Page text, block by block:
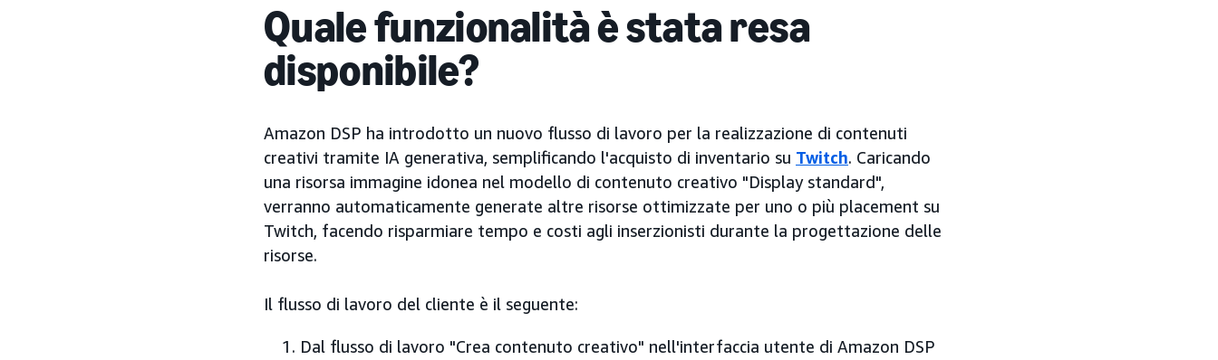
Quale funzionalità è stata resa
disponibile?
Amazon DSP ha introdotto un nuovo flusso di lavoro per la realizzazione di contenuti
creativi tramite IA generativa, semplificando l'acquisto di inventario su Twitch. Caricando
una risorsa immagine idonea nel modello di contenuto creativo "Display standard",
verranno automaticamente generate altre risorse ottimizzate per uno o più placement su
Twitch, facendo risparmiare tempo e costi agli inserzionisti durante la progettazione delle
risorse.
Il flusso di lavoro del cliente è il seguente:
Dal flusso di lavoro "Crea contenuto creativo" nell'interfaccia utente di Amazon DSP